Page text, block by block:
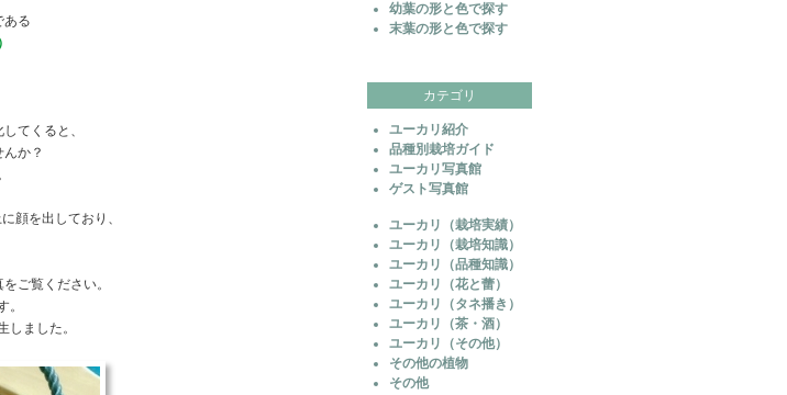
ある
てくると、
か？
顔を出しており、
ご覧ください。
。
しました。
幼葉の形と色で探す
末葉の形と色で探す
カテゴリ
ユーカリ紹介
品種別栽培ガイド
ユーカリ写真館
ゲスト写真館
ユーカリ（栽培実績）
ユーカリ（栽培知識）
ユーカリ（品種知識）
ユーカリ（花と蕾）
ユーカリ（タネ播き）
ユーカリ（茶・酒）
ユーカリ（その他）
その他の植物
その他